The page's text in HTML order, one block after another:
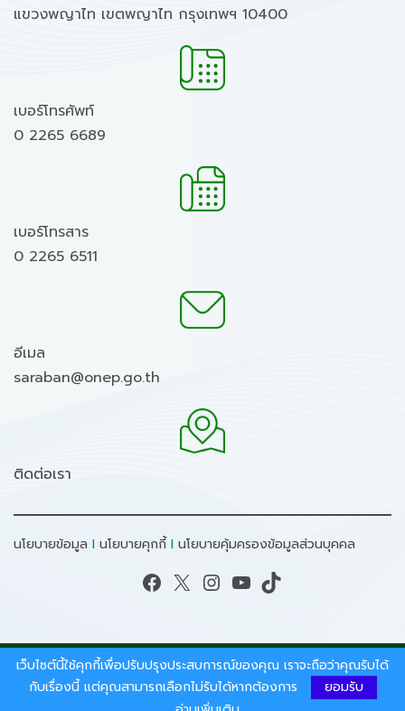
แขวงพญาไท เขตพญาไท กรุงเทพฯ 10400
เบอร์โทรศัพท์
0 2265 6689
เบอร์โทรสาร
0 2265 6511
อีเมล
saraban@onep.go.th
ติดต่อเรา
นโยบายข้อมูล I นโยบายคุกกี้ I นโยบายคุ้มครองข้อมูลส่วนบุคคล
Facebook X Instagram YouTube TikTok
สงวนลิขสิทธิ์ © 2026 - สำนักงานนโยบายและแผน
ทรัพยากรธรรมชาติและสิ่งแวดล้อม.
เว็บไซต์นี้ใช้คุกกี้เพื่อปรับปรุงประสบการณ์ของคุณ เราจะถือว่าคุณรับได้
กับเรื่องนี้ แต่คุณสามารถเลือกไม่รับได้หากต้องการ
ยอมรับ